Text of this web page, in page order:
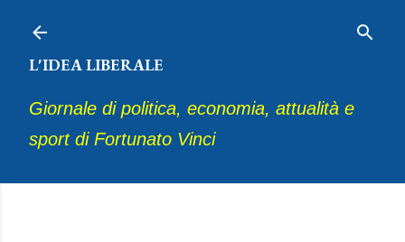
L'IDEA LIBERALE
Giornale di politica, economia, attualità e
sport di Fortunato Vinci